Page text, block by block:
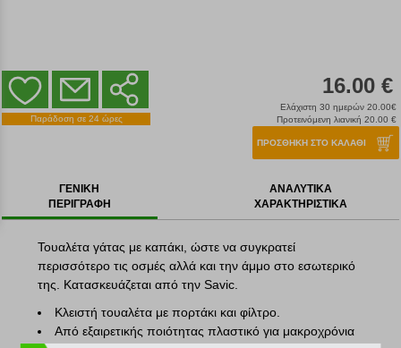
Παράδοση σε 24 ώρες
16.00 €
Ελάχιστη 30 ημερών 20.00€
Προτεινόμενη λιανική 20.00 €
ΠΡΟΣΘΗΚΗ ΣΤΟ ΚΑΛΑΘΙ
ΓΕΝΙΚΗ
ΠΕΡΙΓΡΑΦΗ
ΑΝΑΛΥΤΙΚΑ
ΧΑΡΑΚΤΗΡΙΣΤΙΚΑ
Τουαλέτα γάτας με καπάκι, ώστε να συγκρατεί
περισσότερο τις οσμές αλλά και την άμμο στο εσωτερικό
της. Κατασκευάζεται από την Savic.
Κλειστή τουαλέτα με πορτάκι και φίλτρο.
Από εξαιρετικής ποιότητας πλαστικό για μακροχρόνια